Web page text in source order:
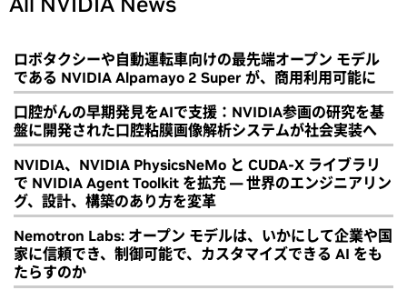
ロボタクシーや自動運転車向けの最先端オープン モデル
である NVIDIA Alpamayo 2 Super が、商用利用可能に
口腔がんの早期発見をAIで支援：NVIDIA参画の研究を基
盤に開発された口腔粘膜画像解析システムが社会実装へ
NVIDIA、NVIDIA PhysicsNeMo と CUDA-X ライブラリ
で NVIDIA Agent Toolkit を拡充 ― 世界のエンジニアリン
グ、設計、構築のあり方を変革
Nemotron Labs: オープン モデルは、いかにして企業や国
家に信頼でき、制御可能で、カスタマイズできる AI をも
たらすのか